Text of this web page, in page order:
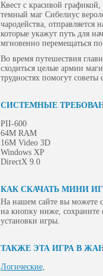
Квест с красивой
темный маг Сибелиус
чародейства, отправляется
которые укажут путь для
мгновенно перемещаться
Во время путешествия
сходиться целые армии
трудностях помогут
СИСТЕМНЫЕ
PII-600
64M RAM
16M Video 3D
Windows XP
DirectX 9.0
КАК СКАЧАТЬ МИНИ
На нашем сайте вы можете
на кнопку ниже, сохраните
установки игры.
ТАКЖЕ ЭТА ИГРА В
Логические,